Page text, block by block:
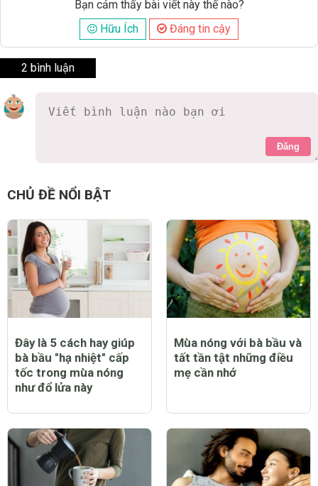
Bạn cảm thấy bài viết này thế nào?
Hữu Ích
Đáng tin cậy
2 bình luận
Đăng
supportviettel
cho e hỏi vợ e bị bệnh viêm phế quản , sau này có ảnh
hưởn tới bé không , thực phẩm nào tốt cho bệnh này, vk
e đang mang thai tháng thứ 5
0 Thích Báo cáo vi phạm
đánh dấu để sau này chăm vk
0 Thích Trả lời Báo cáo vi phạm
CHỦ ĐỀ NỔI BẬT